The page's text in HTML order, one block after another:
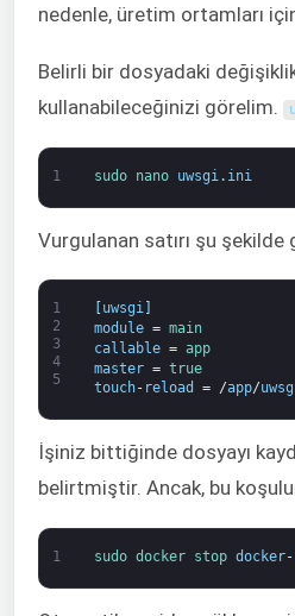
nedenle, üretim ortamları
Belirli bir dosyadaki
kullanabileceğinizi görelim.
1 sudo nano uwsgi . ini
Vurgulanan satırı şu
1
2
3
4
5
uwsgi]
module = main
callable = app
master = true
touch- reload = /app/
İşiniz bittiğinde dosyayı
belirtmiştir. Ancak, bu
1 sudo docker stop docker-